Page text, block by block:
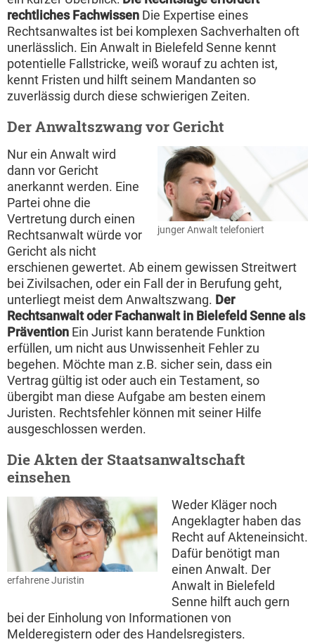
rechtliches Fachwissen Die Expertise eines
Rechtsanwaltes ist bei komplexen Sachverhalten oft
unerlässlich. Ein Anwalt in Bielefeld Senne kennt
potentielle Fallstricke, weiß worauf zu achten ist,
kennt Fristen und hilft seinem Mandanten so
zuverlässig durch diese schwierigen Zeiten.
Der Anwaltszwang vor Gericht
junger Anwalt telefoniert
Nur ein Anwalt wird
dann vor Gericht
anerkannt werden. Eine
Partei ohne die
Vertretung durch einen
Rechtsanwalt würde vor
Gericht als nicht
erschienen gewertet. Ab einem gewissen Streitwert
bei Zivilsachen, oder ein Fall der in Berufung geht,
unterliegt meist dem Anwaltszwang. Der
Rechtsanwalt oder Fachanwalt in Bielefeld Senne als
Prävention Ein Jurist kann beratende Funktion
erfüllen, um nicht aus Unwissenheit Fehler zu
begehen. Möchte man z.B. sicher sein, dass ein
Vertrag gültig ist oder auch ein Testament, so
übergibt man diese Aufgabe am besten einem
Juristen. Rechtsfehler können mit seiner Hilfe
ausgeschlossen werden.
Die Akten der Staatsanwaltschaft
einsehen
erfahrene Juristin
Weder Kläger noch
Angeklagter haben das
Recht auf Akteneinsicht.
Dafür benötigt man
einen Anwalt. Der
Anwalt in Bielefeld
Senne hilft auch gern
bei der Einholung von Informationen von
Melderegistern oder des Handelsregisters.